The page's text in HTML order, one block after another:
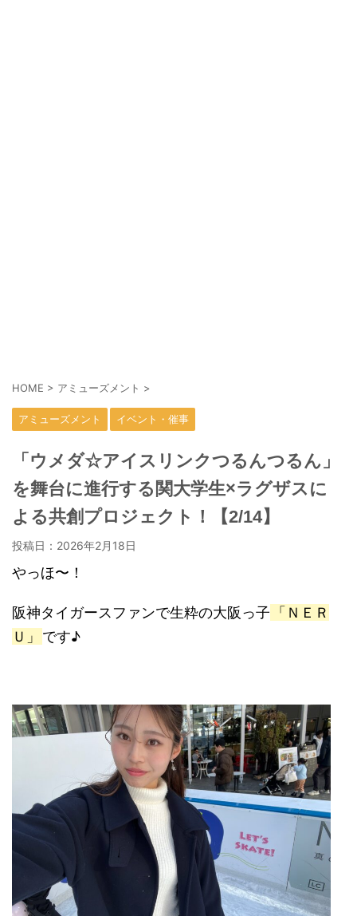
HOME > アミューズメント >
アミューズメント イベント・催事
「ウメダ☆アイスリンクつるんつるん」
を舞台に進行する関大学生×ラグザスに
よる共創プロジェクト！【2/14】
投稿日： 2026年2月18日
やっほ〜！
阪神タイガースファンで生粋の大阪っ子
「ＮＥＲ
Ｕ」
です♪